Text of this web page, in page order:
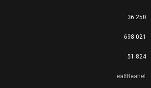
36.250
698.021
51.824
ea88eanet